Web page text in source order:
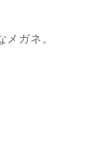
メガネ。